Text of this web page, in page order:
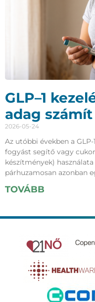
GLP–1
adag számít
2026-05-24
Az utóbbi években a
fogyást segítő vagy
készítmények)
párhuzamosan azonban
TOVÁBB